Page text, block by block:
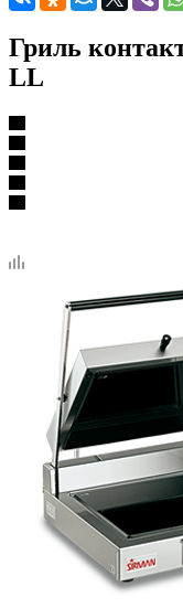
Гриль
LL